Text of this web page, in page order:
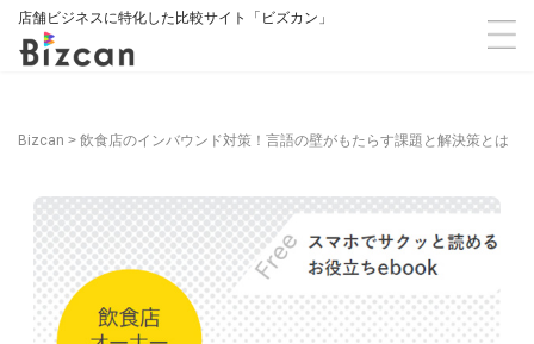
店舗ビジネスに特化した比較サイト「ビズカン」
Bizcan > 飲食店のインバウンド対策！言語の壁がもたらす課題と解決策とは